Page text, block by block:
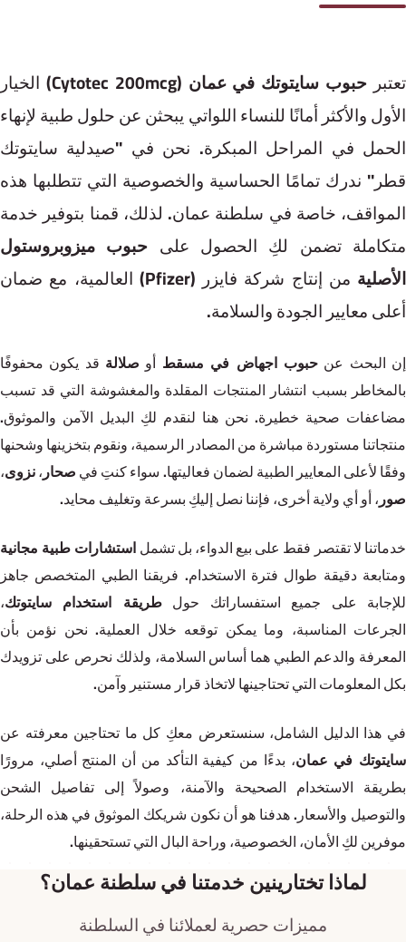
تعتبرحبوب سايتوتك في عمان
(⁨⁨⁨Cytotec⁩ 200⁩mcg⁩) الخيار
الأول والأكثر أمانًا للنساء اللواتي يبحثن عن حلول طبية لإنهاء
الحمل في المراحل المبكرة. نحن في "صيدلية سايتوتك
قطر" ندرك تمامًا الحساسية والخصوصية التي تتطلبها هذه
المواقف، خاصة في سلطنة عمان. لذلك، قمنا بتوفير خدمة
متكاملة تضمن لكِ الحصول على حبوب ميزوبروستول
الأصلية
من إنتاج شركة فايزر (⁨Pfizer⁩) العالمية، مع ضمان
أعلى معايير الجودة والسلامة.
إن البحث عنحبوب اجهاض في مسقط أو صلالة قد يكون محفوفًا
بالمخاطر بسبب انتشار المنتجات المقلدة والمغشوشة التي قد تسبب
مضاعفات صحية خطيرة. نحن هنا لنقدم لكِ البديل الآمن والموثوق.
منتجاتنا مستوردة مباشرة من المصادر الرسمية، ونقوم بتخزينها وشحنها
وفقًا لأعلى المعايير الطبية لضمان فعاليتها. سواء كنتِ فيصحار،نزوى،
صور، أو أي ولاية أخرى، فإننا نصل إليكِ بسرعة وتغليف محايد.
خدماتنا لا تقتصر فقط على بيع الدواء، بل تشملاستشارات طبية مجانية
ومتابعة دقيقة طوال فترة الاستخدام. فريقنا الطبي المتخصص جاهز
للإجابة على جميع استفساراتك حولطريقة استخدام سايتوتك،
الجرعات المناسبة، وما يمكن توقعه خلال العملية. نحن نؤمن بأن
المعرفة والدعم الطبي هما أساس السلامة، ولذلك نحرص على تزويدك
بكل المعلومات التي تحتاجينها لاتخاذ قرار مستنير وآمن.
في هذا الدليل الشامل، سنستعرض معكِ كل ما تحتاجين معرفته عن
سايتوتك في عمان، بدءًا من كيفية التأكد من أن المنتج أصلي، مرورًا
بطريقة الاستخدام الصحيحة والآمنة، وصولاً إلى تفاصيل الشحن
والتوصيل والأسعار. هدفنا هو أن نكون شريكك الموثوق في هذه الرحلة،
موفرين لكِ الأمان، الخصوصية، وراحة البال التي تستحقينها.
لماذا تختارينين خدمتنا في سلطنة عمان؟
مميزات حصرية لعملائنا في السلطنة